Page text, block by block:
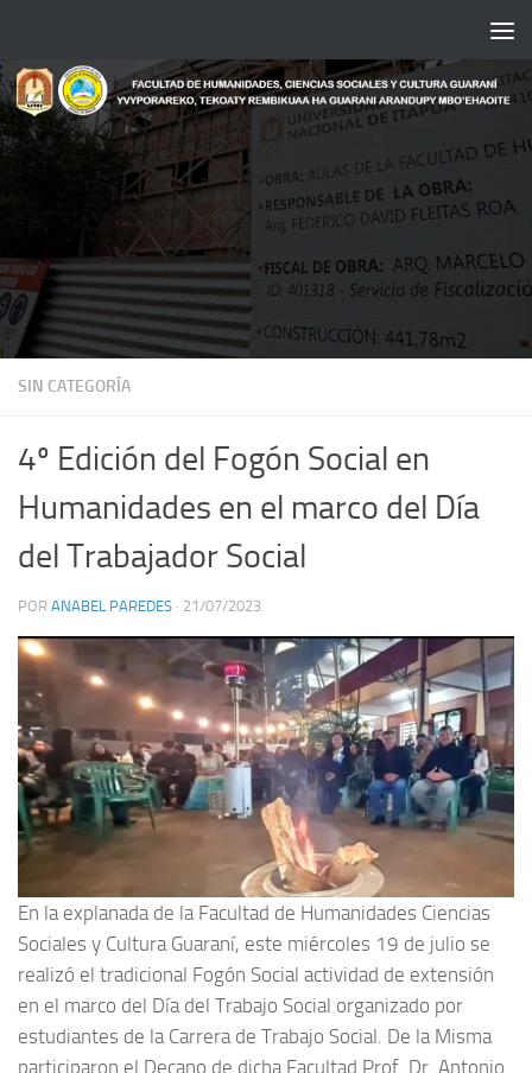
SIN CATEGORÍA
4º Edición del Fogón Social en
Humanidades en el marco del Día
del Trabajador Social
POR ANABEL PAREDES · 21/07/2023
En la explanada de la Facultad de Humanidades Ciencias
Sociales y Cultura Guaraní, este miércoles 19 de julio se
realizó el tradicional Fogón Social actividad de extensión
en el marco del Día del Trabajo Social organizado por
estudiantes de la Carrera de Trabajo Social. De la Misma
participaron el Decano de dicha Facultad Prof. Dr. Antonio